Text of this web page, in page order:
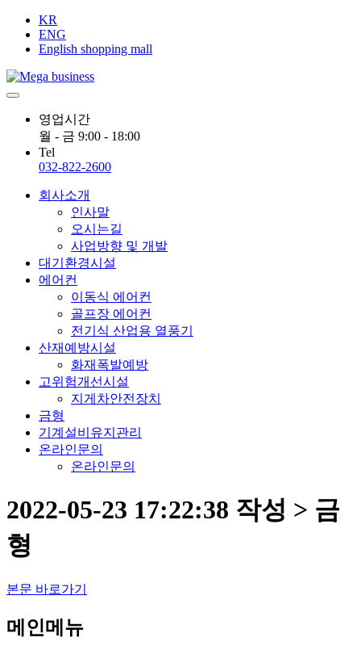
KR
ENG
English shopping mall
영업시간
월 - 금 9:00 - 18:00
Tel
032-822-2600
회사소개
인사말
오시는길
사업방향 및 개발
대기환경시설
에어컨
이동식 에어컨
골프장 에어컨
전기식 산업용 열풍기
산재예방시설
화재폭발예방
고위험개선시설
지게차안전장치
금형
기계설비유지관리
온라인문의
온라인문의
2022-05-23 17:22:38 작성 > 금
형
본문 바로가기
메인메뉴